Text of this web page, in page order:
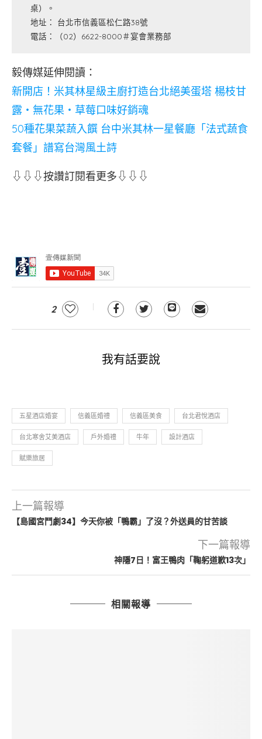
桌）。
地址： 台北市信義區松仁路38號
電話：（02）6622-8000＃宴會業務部
毅傳媒延伸閱讀：
新開店！米其林星級主廚打造台北絕美蛋塔 楊枝甘
露‧無花果‧草莓口味好銷魂
50種花果菜蔬入饌 台中米其林一星餐廳「法式蔬食
套餐」譜寫台灣風土詩
⇩⇩⇩按讚訂閱看更多⇩⇩⇩
2
我有話要說
五星酒店婚宴 信義區婚禮 信義區美食 台北君悅酒店
台北寒舍艾美酒店 戶外婚禮 牛年 設計酒店
賦樂旅居
上一篇報導
【島國宮鬥劇34】今天你被「鴨霸」了沒？外送員的甘苦談
下一篇報導
神隱7日！富王鴨肉「鞠躬道歉13次」
相關報導